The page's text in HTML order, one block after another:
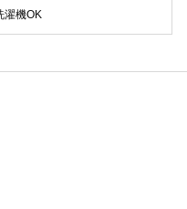
濯機OK